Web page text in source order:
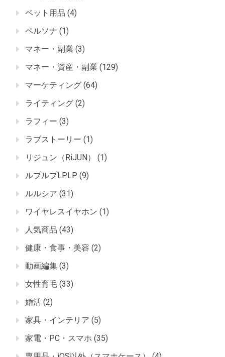
ペット用品 (4)
ペルソナ (1)
マネー・副業 (3)
マネー・資産・副業 (129)
マーケティング (64)
ライティング (2)
ラフィー (3)
ラブストーリー (1)
リジュン（RiJUN）
(1)
ルプルプLPLP (9)
ルルシア (31)
ワイヤレスイヤホン (1)
人気商品 (43)
健康・食事・美容 (2)
動画編集 (3)
女性育毛 (33)
婚活 (2)
家具・インテリア (5)
家電・PC・スマホ (35)